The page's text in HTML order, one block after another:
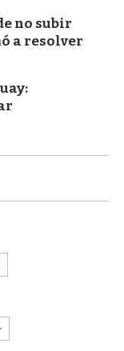
no subir
a resolver